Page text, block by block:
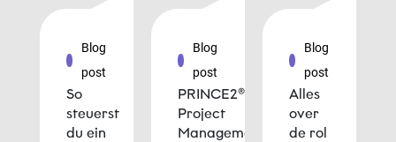
Blog
post
So
steuerst
du ein
Blog
post
PRINCE2®
Project
Management
Blog
post
Alles
over
de rol